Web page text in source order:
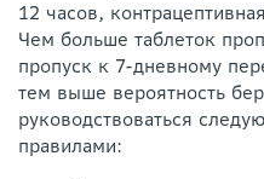
12 часов,
Чем больше таблеток
пропуск к 7-дневному
тем выше вероятность
руководствоваться
правилами: